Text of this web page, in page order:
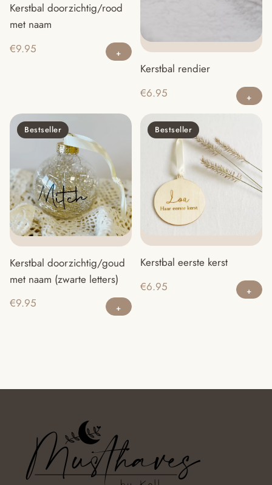
Kerstbal doorzichtig/rood
met naam
€9.95
Kerstbal rendier
€6.95
Bestseller
Kerstbal doorzichtig/goud
met naam (zwarte letters)
€9.95
Bestseller
Kerstbal eerste kerst
€6.95